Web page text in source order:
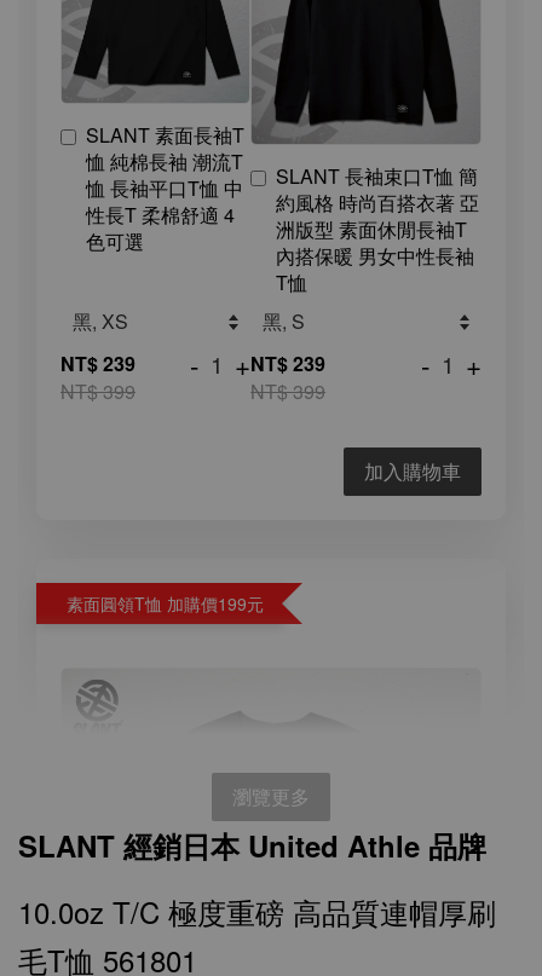
SLANT 素面長袖T
恤 純棉長袖 潮流T
恤 長袖平口T恤 中
性長T 柔棉舒適 4
色可選
NT$ 239
NT$ 399
- +
SLANT 長袖束口T恤 簡
約風格 時尚百搭衣著 亞
洲版型 素面休閒長袖T
內搭保暖 男女中性長袖
T恤
NT$ 239
NT$ 399
- +
加入購物車
素面圓領T恤 加購價199元
瀏覽更多
SLANT 經銷日本 United Athle 品牌
10.0oz T/C 極度重磅 高品質連帽厚刷
毛T恤 561801